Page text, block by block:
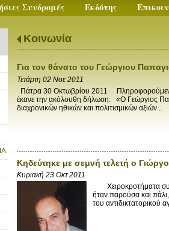
Συνδρομές Εκδότης
Κοινωνία
Για τον θάνατο του Γεώργιου
Τετάρτη 02 Νοε 2011
Πάτρα 30 Οκτωβρίου 2011
έκανε την ακόλουθη δήλωση: «Ο Γεώργιος
διαχρονικών ηθικών και πολιτισμικών αξιών...
Κηδεύτηκε με σεμνή τελετή ο
Κυριακή 23 Οκτ 2011
Χειροκροτήματα
ήταν παρούσα και
του αντιδικτατορικού